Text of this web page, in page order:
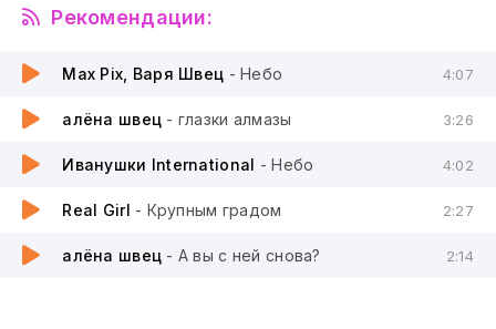
Рекомендации:
Max Pix, Варя Швец - Небо 4:07
алёна швец - глазки алмазы 3:26
Иванушки International - Небо 4:02
Real Girl - Крупным градом 2:27
алёна швец - А вы с ней снова? 2:14